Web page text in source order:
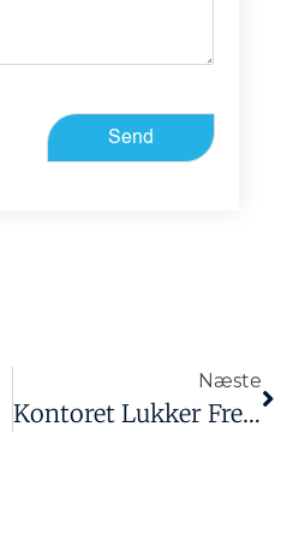
Send
Næste
Kontoret Lukker Fredag D. 13. September Fra Kl. 10.00 Og Resten Af Dagen